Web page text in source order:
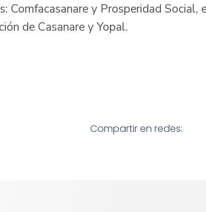
Comfacasanare y Prosperidad Social,
de Casanare y Yopal.
Compartir en redes: